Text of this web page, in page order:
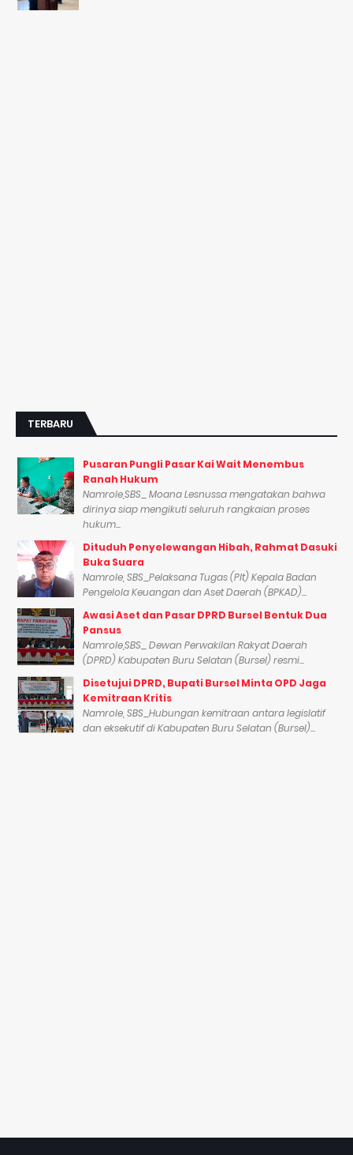
TERBARU
Pusaran Pungli Pasar Kai Wait Menembus
Ranah Hukum
Namrole,SBS_ Moana Lesnussa mengatakan bahwa
dirinya siap mengikuti seluruh rangkaian proses
hukum...
Dituduh Penyelewangan Hibah, Rahmat Dasuki
Buka Suara
Namrole, SBS_Pelaksana Tugas (Plt) Kepala Badan
Pengelola Keuangan dan Aset Daerah (BPKAD)...
Awasi Aset dan Pasar DPRD Bursel Bentuk Dua
Pansus
Namrole,SBS_ Dewan Perwakilan Rakyat Daerah
(DPRD) Kabupaten Buru Selatan (Bursel) resmi...
Disetujui DPRD, Bupati Bursel Minta OPD Jaga
Kemitraan Kritis
Namrole, SBS_Hubungan kemitraan antara legislatif
dan eksekutif di Kabupaten Buru Selatan (Bursel)...